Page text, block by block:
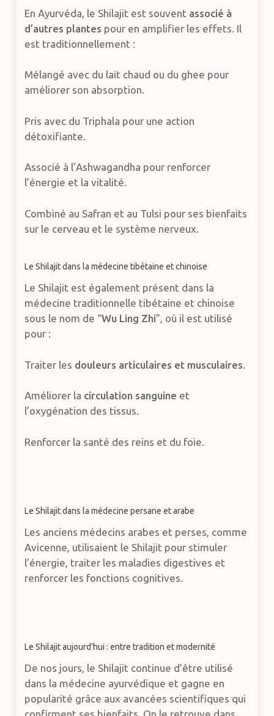
En Ayurvéda, le Shilajit est souvent associé à
d’autres plantes pour en amplifier les effets. Il
est traditionnellement :
Mélangé avec du lait chaud ou du ghee pour
améliorer son absorption.
Pris avec du Triphala pour une action
détoxifiante.
Associé à l’Ashwagandha pour renforcer
l’énergie et la vitalité.
Combiné au Safran et au Tulsi pour ses bienfaits
sur le cerveau et le système nerveux.
Le Shilajit dans la médecine tibétaine et chinoise
Le Shilajit est également présent dans la
médecine traditionnelle tibétaine et chinoise
sous le nom de “Wu Ling Zhi”, où il est utilisé
pour :
Traiter les douleurs articulaires et musculaires.
Améliorer la circulation sanguine et
l’oxygénation des tissus.
Renforcer la santé des reins et du foie.
Le Shilajit dans la médecine persane et arabe
Les anciens médecins arabes et perses, comme
Avicenne, utilisaient le Shilajit pour stimuler
l’énergie, traiter les maladies digestives et
renforcer les fonctions cognitives.
Le Shilajit aujourd’hui : entre tradition et modernité
De nos jours, le Shilajit continue d’être utilisé
dans la médecine ayurvédique et gagne en
popularité grâce aux avancées scientifiques qui